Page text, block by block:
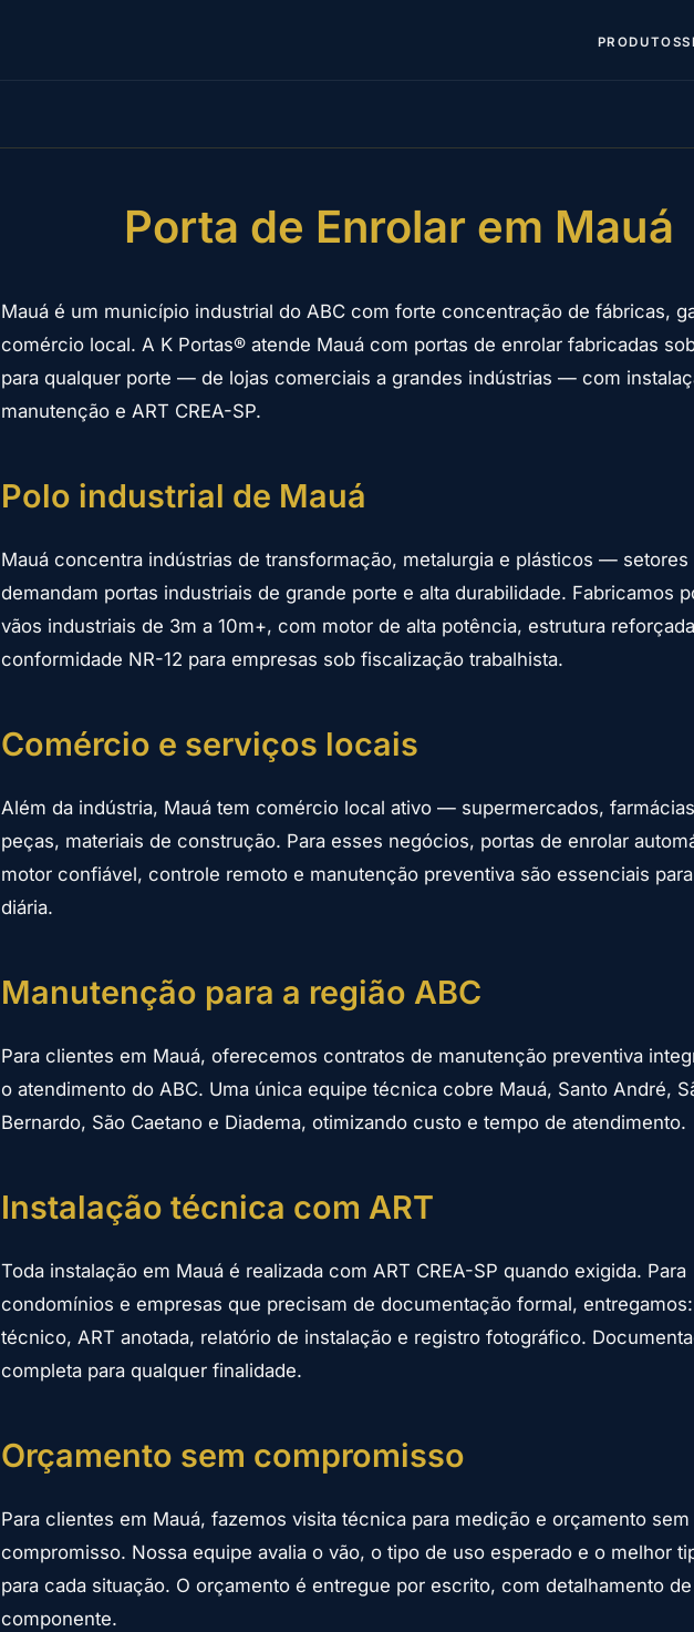
PRODUTOS
Porta de Enrolar em Mauá
Mauá é um município industrial do ABC com forte concentração de fábricas,
comércio local. A K Portas® atende Mauá com portas de enrolar fabricadas
para qualquer porte — de lojas comerciais a grandes indústrias — com
manutenção e ART CREA-SP.
Polo industrial de Mauá
Mauá concentra indústrias de transformação, metalurgia e plásticos — setores
demandam portas industriais de grande porte e alta durabilidade. Fabricamos
vãos industriais de 3m a 10m+, com motor de alta potência, estrutura
conformidade NR-12 para empresas sob fiscalização trabalhista.
Comércio e serviços locais
Além da indústria, Mauá tem comércio local ativo — supermercados,
peças, materiais de construção. Para esses negócios, portas de enrolar
motor confiável, controle remoto e manutenção preventiva são essenciais
diária.
Manutenção para a região ABC
Para clientes em Mauá, oferecemos contratos de manutenção preventiva
o atendimento do ABC. Uma única equipe técnica cobre Mauá, Santo André,
Bernardo, São Caetano e Diadema, otimizando custo e tempo de atendimento.
Instalação técnica com ART
Toda instalação em Mauá é realizada com ART CREA-SP quando exigida. Para
condomínios e empresas que precisam de documentação formal,
técnico, ART anotada, relatório de instalação e registro fotográfico.
completa para qualquer finalidade.
Orçamento sem compromisso
Para clientes em Mauá, fazemos visita técnica para medição e orçamento sem
compromisso. Nossa equipe avalia o vão, o tipo de uso esperado e o melhor
para cada situação. O orçamento é entregue por escrito, com detalhamento
componente.